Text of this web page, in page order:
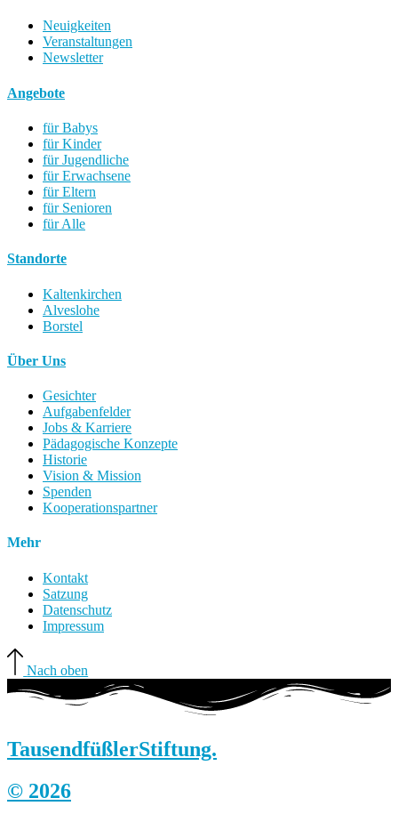
Neuigkeiten
Veranstaltungen
Newsletter
Angebote
für Babys
für Kinder
für Jugendliche
für Erwachsene
für Eltern
für Senioren
für Alle
Standorte
Kaltenkirchen
Alveslohe
Borstel
Über Uns
Gesichter
Aufgabenfelder
Jobs & Karriere
Pädagogische Konzepte
Historie
Vision & Mission
Spenden
Kooperationspartner
Mehr
Kontakt
Satzung
Datenschutz
Impressum
Nach oben
TausendfüßlerStiftung.
© 2026